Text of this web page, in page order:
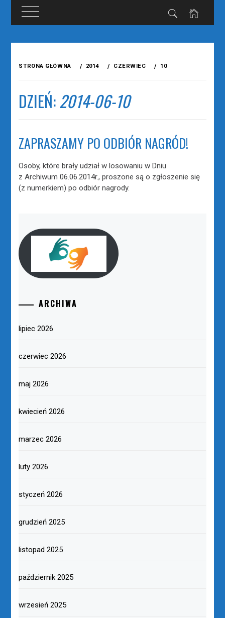
STRONA GŁÓWNA 2014 CZERWIEC 10
DZIEŃ:2014-06-10
ZAPRASZAMY PO ODBIÓR NAGRÓD!
Osoby, które brały udział w losowaniu w Dniu
z Archiwum 06.06.2014r., proszone są o zgłoszenie się
(z numerkiem) po odbiór nagrody.
ARCHIWA
lipiec 2026
czerwiec 2026
maj 2026
kwiecień 2026
marzec 2026
luty 2026
styczeń 2026
grudzień 2025
listopad 2025
październik 2025
wrzesień 2025